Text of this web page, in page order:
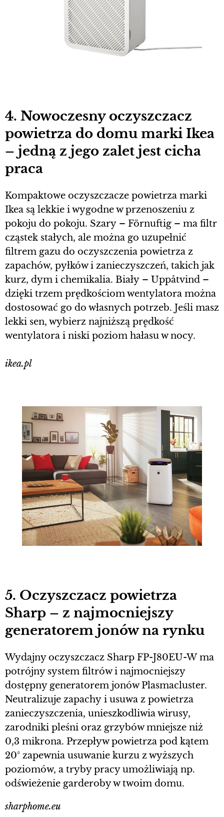
4. Nowoczesny oczyszczacz
powietrza do domu marki Ikea
– jedną z jego zalet jest cicha
praca
Kompaktowe oczyszczacze powietrza marki
Ikea są lekkie i wygodne w przenoszeniu z
pokoju do pokoju. Szary – Förnuftig – ma filtr
cząstek stałych, ale można go uzupełnić
filtrem gazu do oczyszczenia powietrza z
zapachów, pyłków i zanieczyszczeń, takich jak
kurz, dym i chemikalia. Biały – Uppåtvind –
dzięki trzem prędkościom wentylatora można
dostosować go do własnych potrzeb. Jeśli masz
lekki sen, wybierz najniższą prędkość
wentylatora i niski poziom hałasu w nocy.
ikea.pl
5. Oczyszczacz powietrza
Sharp – z najmocniejszy
generatorem jonów na rynku
Wydajny oczyszczacz Sharp FP-J80EU-W ma
potrójny system filtrów i najmocniejszy
dostępny generatorem jonów Plasmacluster.
Neutralizuje zapachy i usuwa z powietrza
zanieczyszczenia, unieszkodliwia wirusy,
zarodniki pleśni oraz grzybów mniejsze niż
0,3 mikrona. Przepływ powietrza pod kątem
20° zapewnia usuwanie kurzu z wyższych
poziomów, a tryby pracy umożliwiają np.
odświeżenie garderoby w twoim domu.
sharphome.eu